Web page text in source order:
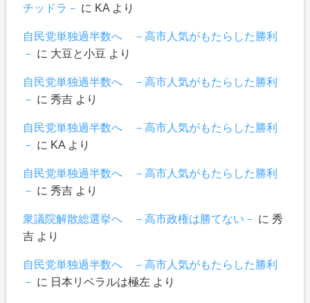
チッドラ－ に KAより
自民党単独過半数へ －高市人気がもたらした勝利
－ に 大豆と小豆 より
自民党単独過半数へ －高市人気がもたらした勝利
－ に 秀吉より
自民党単独過半数へ －高市人気がもたらした勝利
－ に KAより
自民党単独過半数へ －高市人気がもたらした勝利
－ に 秀吉より
衆議院解散総選挙へ －高市政権は勝てない－ に 秀
吉より
自民党単独過半数へ －高市人気がもたらした勝利
－ に 日本リベラルは極左 より